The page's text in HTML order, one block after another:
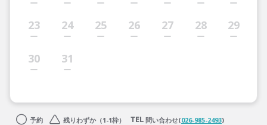
23 24 25 26 27 28 29
30 31
予約 残りわずか（1-1枠） 問い合わせ(026-985-2493)